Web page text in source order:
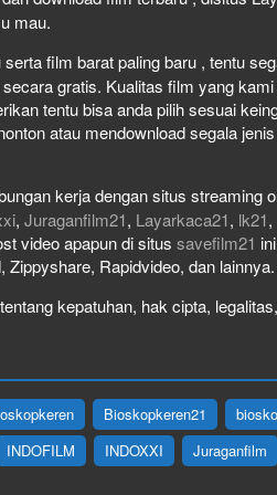
mau.
film barat paling baru , tentu
gratis. Kualitas film yang
tentu bisa anda pilih sesuai
atau mendownload segala
kerja dengan situs streaming
, Juraganfilm21, Layarkaca21, lk21,
video apapun di situs savefilm21
Rapidvideo, dan lainnya.
kepatuhan, hak cipta,
Bioskopkeren21
INDOFILM INDOXXI Juraganfilm